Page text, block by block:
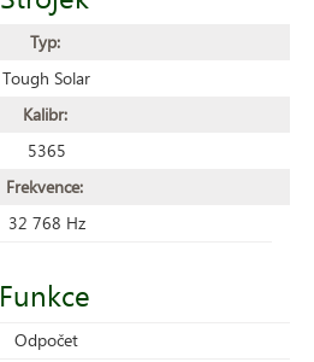
Typ:
Tough Solar
Kalibr:
5365
Frekvence:
32 768 Hz
Funkce
Odpočet